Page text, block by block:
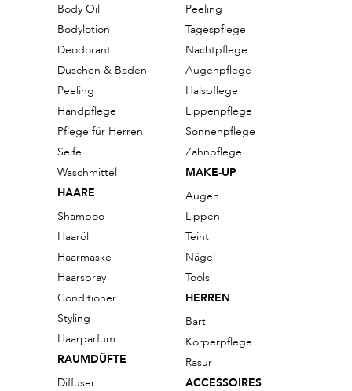
Body Oil
Bodylotion
Deodorant
Duschen & Baden
Peeling
Handpflege
Pflege für Herren
Seife
Waschmittel
HAARE
Shampoo
Haaröl
Haarmaske
Haarspray
Conditioner
Styling
Haarparfum
RAUMDÜFTE
Diffuser
Peeling
Tagespflege
Nachtpflege
Augenpflege
Halspflege
Lippenpflege
Sonnenpflege
Zahnpflege
MAKE-UP
Augen
Lippen
Teint
Nägel
Tools
HERREN
Bart
Körperpflege
Rasur
ACCESSOIRES